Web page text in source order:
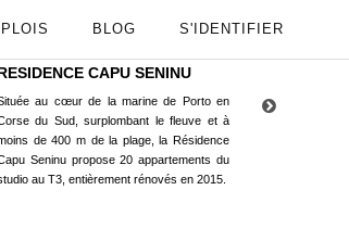
BLOG S'IDENTIFIER
CAPU SENINU
au cœur de la marine de Porto en
du Sud, surplombant le fleuve et à
de 400 m de la plage, la Résidence
Seninu propose 20 appartements du
au T3, entièrement rénovés en 2015.